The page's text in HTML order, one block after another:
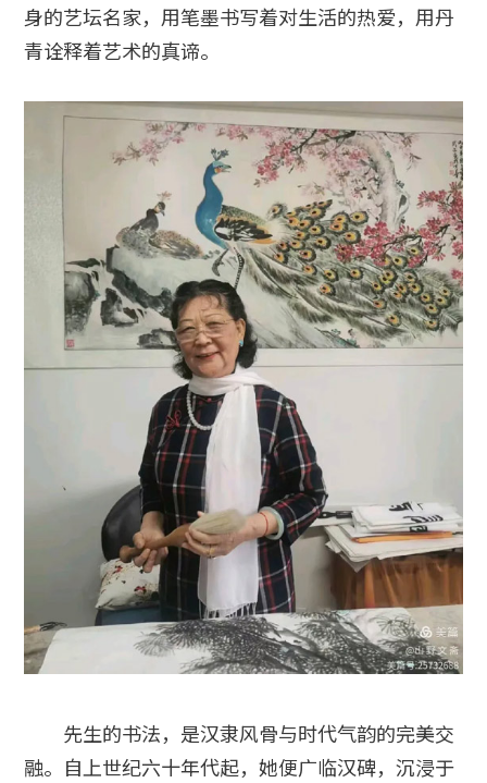
身的艺坛名家，用笔墨书写着对生活的热爱，用丹
青诠释着艺术的真谛。
先生的书法，是汉隶风骨与时代气韵的完美交
融。自上世纪六十年代起，她便广临汉碑，沉浸于